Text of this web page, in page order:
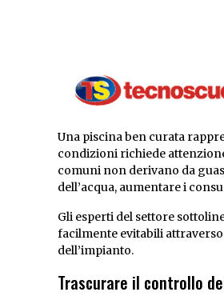
Una piscina ben curata
condizioni richiede
comuni non derivano da
dell’acqua, aumentare i
Gli esperti del settore
facilmente evitabili
dell’impianto.
Trascurare il controllo